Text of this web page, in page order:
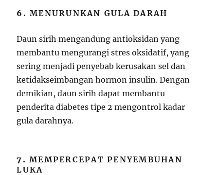
6.MENURUNKAN GULA DARAH
Daun sirih mengandung antioksidan yang
membantu mengurangi stres oksidatif, yang
sering menjadi penyebab kerusakan sel dan
ketidakseimbangan hormon insulin. Dengan
demikian, daun sirih dapat membantu
penderita diabetes tipe 2 mengontrol kadar
gula darahnya.
7.MEMPERCEPAT PENYEMBUHAN
LUKA